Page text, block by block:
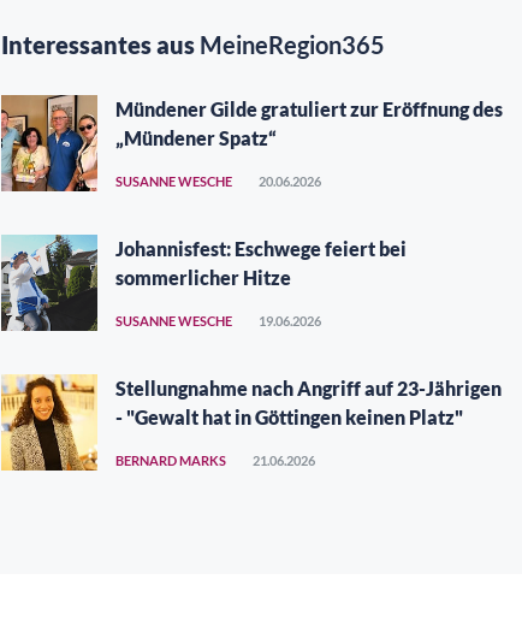
Interessantes aus MeineRegion365
Mündener Gilde gratuliert zur Eröffnung des
„Mündener Spatz“
SUSANNE WESCHE 20.06.2026
Johannisfest: Eschwege feiert bei
sommerlicher Hitze
SUSANNE WESCHE 19.06.2026
Stellungnahme nach Angriff auf 23-Jährigen
- "Gewalt hat in Göttingen keinen Platz"
BERNARD MARKS 21.06.2026